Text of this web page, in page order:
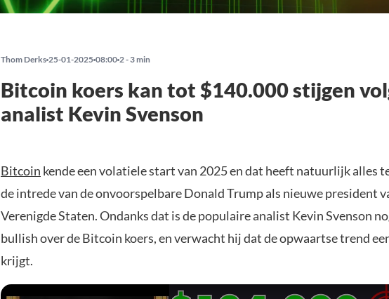
Thom Derks 25-01-2025 08:00 2 - 3 min
Bitcoin koers kan tot $140.000 stijgen
analist Kevin Svenson
Bitcoin kende een volatiele start van 2025 en dat heeft natuurlijk alles
de intrede van de onvoorspelbare Donald Trump als nieuwe president
Verenigde Staten. Ondanks dat is de populaire analist Kevin Svenson
bullish over de Bitcoin koers, en verwacht hij dat de opwaartse trend
krijgt.